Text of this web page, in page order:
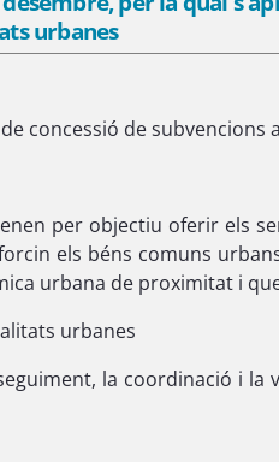
urbanes
concessió de
per objectiu oferir els
els béns comuns
urbana de proximitat i
urbanes
la coordinació i